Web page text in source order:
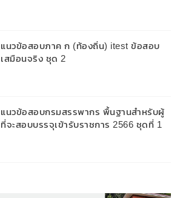
แนวข้อสอบภาค ก (ท้องถิ่น) itest ข้อสอบ
เสมือนจริง ชุด 2
แนวข้อสอบกรมสรรพากร พื้นฐานสำหรับผู้
ที่จะสอบบรรจุเข้ารับราชการ 2566 ชุดที่ 1